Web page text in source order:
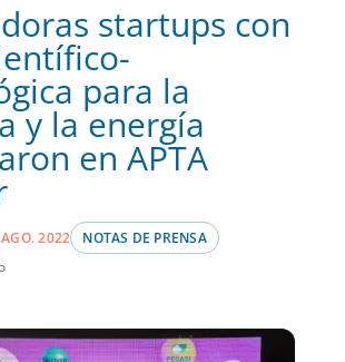
startups con
para la
y la energía
en APTA
2022 NOTAS DE PRENSA